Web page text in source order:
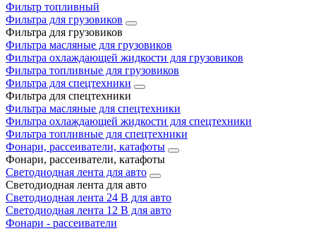
Фильтр топливный
Фильтра для грузовиков
Фильтра для грузовиков
Фильтра масляные для грузовиков
Фильтра охлаждающей жидкости для грузовиков
Фильтра топливные для грузовиков
Фильтра для спецтехники
Фильтра для спецтехники
Фильтра масляные для спецтехники
Фильтра охлаждающей жидкости для спецтехники
Фильтра топливные для спецтехники
Фонари, рассеиватели, катафоты
Фонари, рассеиватели, катафоты
Светодиодная лента для авто
Светодиодная лента для авто
Светодиодная лента 24 В для авто
Светодиодная лента 12 В для авто
Фонари - рассеиватели